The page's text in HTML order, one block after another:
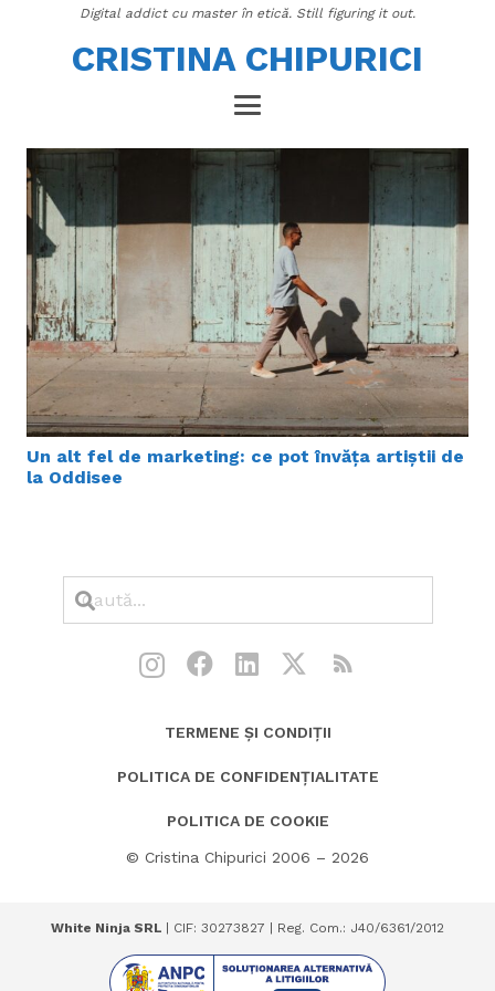
Digital addict cu master în etică. Still figuring it out.
CRISTINA CHIPURICI
Un alt fel de marketing: ce pot învăța artiștii de
la Oddisee
TERMENE ȘI CONDIȚII
POLITICA DE CONFIDENȚIALITATE
POLITICA DE COOKIE
© Cristina Chipurici 2006 – 2026
White Ninja SRL | CIF: 30273827 | Reg. Com.: J40/6361/2012